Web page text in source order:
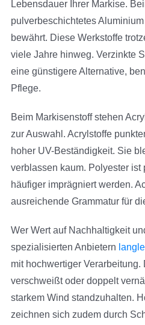
Lebensdauer Ihrer Markise.
pulverbeschichtetes
bewährt. Diese Werkstoffe
viele Jahre hinweg. Verzinkte
eine günstigere Alternative,
Pflege.
Beim Markisenstoff stehen
zur Auswahl. Acrylstoffe
hoher UV-Beständigkeit. Sie
verblassen kaum. Polyester ist
häufiger imprägniert werden.
ausreichende Grammatur für
Wer Wert auf Nachhaltigkeit
spezialisierten Anbietern
mit hochwertiger Verarbeitung.
verschweißt oder doppelt
starkem Wind standzuhalten.
zeichnen sich zudem durch